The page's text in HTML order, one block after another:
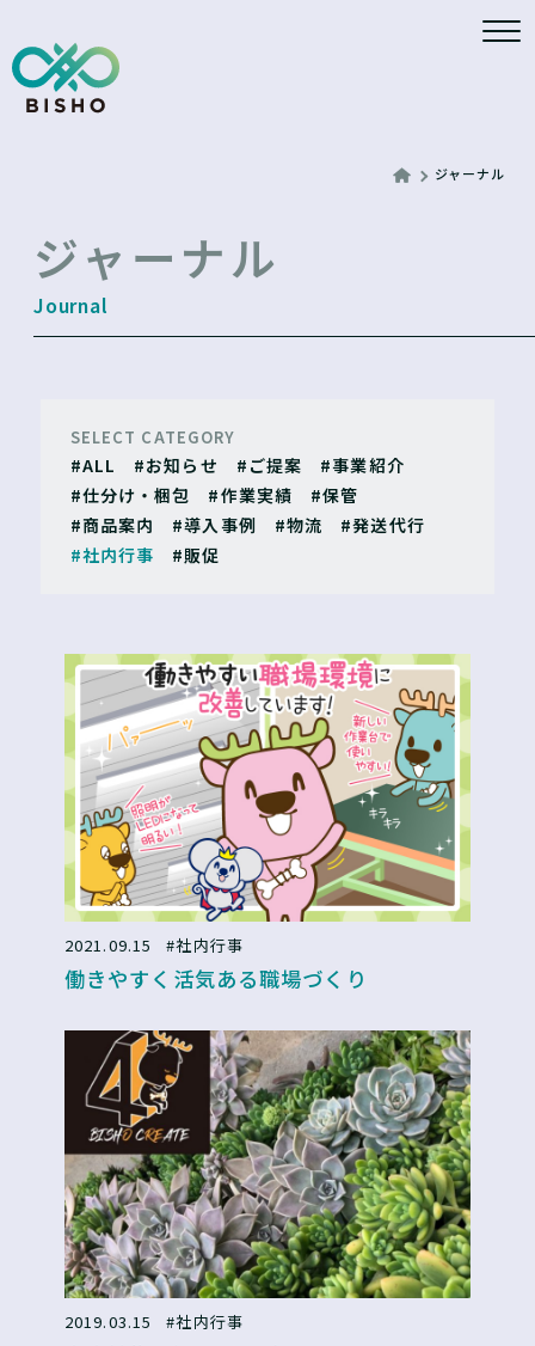
ジャーナル
ジャーナル
SELECT CATEGORY
#ALL #お知らせ #ご提案
#事業紹介
#仕分け・梱包
#作業実績
#保管
#商品案内
#導入事例 #物流
#発送代行
#社内行事
#販促
2021.09.15 #社内行事
働きやすく活気ある職場づくり
2019.03.15 #社内行事